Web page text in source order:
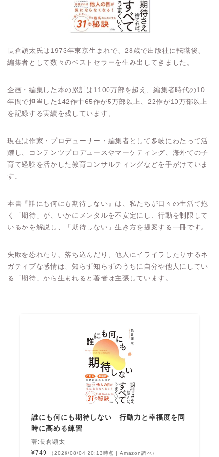
長倉顕太氏は1973年東京生まれで、28歳で出版社に転職後、
編集者として数々のベストセラーを生み出してきました。
企画・編集した本の累計は1100万部を超え、編集者時代の10
年間で担当した142作中65作が5万部以上、22作が10万部以上
を記録する実績を残しています。
現在は作家・プロデューサー・編集者として多岐にわたって活
躍し、コンテンツプロデュースやマーケティング、海外での子
育て経験を活かした教育コンサルティングなどを手がけていま
す。
本書『誰にも何にも期待しない』は、私たちが日々の生活で抱
く「期待」が、いかにメンタルを不安定にし、行動を制限して
いるかを解説し、「期待しない」生き方を提案する一冊です。
失敗を恐れたり、落ち込んだり、他人にイライラしたりするネ
ガティブな感情は、知らず知らずのうちに自分や他人にしてい
る「期待」から生まれると著者は主張しています。
誰にも何にも期待しない 行動力と幸福度を同
時に高める練習
著:長倉顕太
¥749
（2026/08/04 20:13時点 | Amazon調べ）